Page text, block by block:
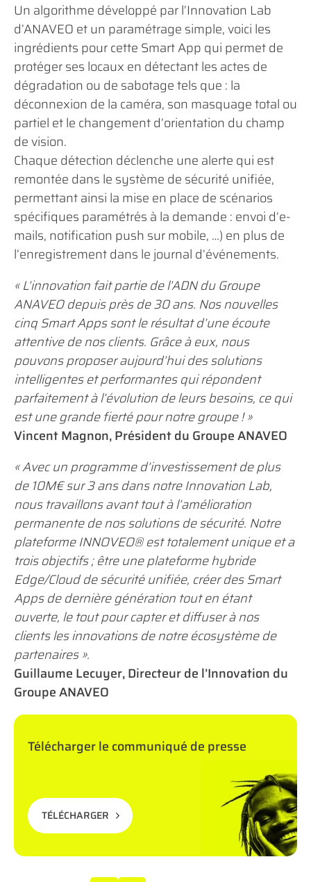
Un algorithme développé par l’Innovation Lab
d’ANAVEO et un paramétrage simple, voici les
ingrédients pour cette Smart App qui permet de
protéger ses locaux en détectant les actes de
dégradation ou de sabotage tels que : la
déconnexion de la caméra, son masquage total ou
partiel et le changement d’orientation du champ
de vision.
Chaque détection déclenche une alerte qui est
remontée dans le système de sécurité unifiée,
permettant ainsi la mise en place de scénarios
spécifiques paramétrés à la demande : envoi d’e-
mails, notification push sur mobile, …) en plus de
l’enregistrement dans le journal d’événements.
« L’innovation fait partie de l’ADN du Groupe
ANAVEO depuis près de 30 ans. Nos nouvelles
cinq Smart Apps sont le résultat d’une écoute
attentive de nos clients. Grâce à eux, nous
pouvons proposer aujourd’hui des solutions
intelligentes et performantes qui répondent
parfaitement à l’évolution de leurs besoins, ce qui
est une grande fierté pour notre groupe ! »
Vincent Magnon, Président du Groupe ANAVEO
« Avec un programme d’investissement de plus
de 10M€ sur 3 ans dans notre Innovation Lab,
nous travaillons avant tout à l’amélioration
permanente de nos solutions de sécurité. Notre
plateforme INNOVEO® est totalement unique et a
trois objectifs ; être une plateforme hybride
Edge/Cloud de sécurité unifiée, créer des Smart
Apps de dernière génération tout en étant
ouverte, le tout pour capter et diffuser à nos
clients les innovations de notre écosystème de
partenaires ».
Guillaume Lecuyer, Directeur de l’Innovation du
Groupe ANAVEO
Télécharger le communiqué de presse
TÉLÉCHARGER